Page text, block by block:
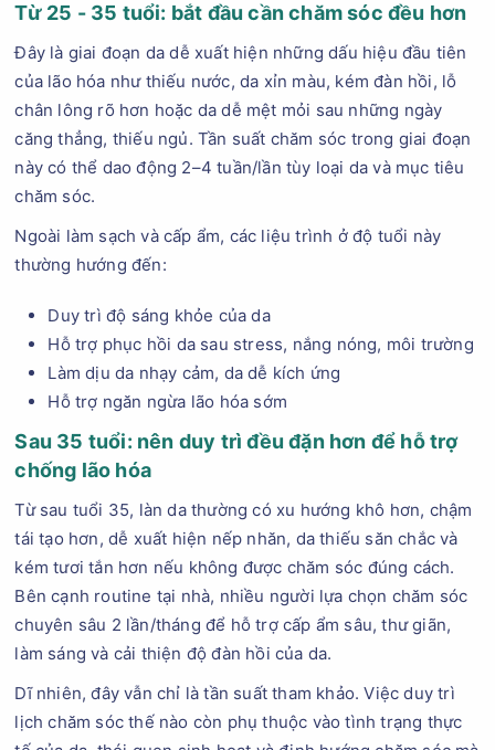
Từ 25 - 35 tuổi: bắt đầu cần chăm sóc đều hơn
Đây là giai đoạn da dễ xuất hiện những dấu hiệu đầu tiên
của lão hóa như thiếu nước, da xỉn màu, kém đàn hồi, lỗ
chân lông rõ hơn hoặc da dễ mệt mỏi sau những ngày
căng thẳng, thiếu ngủ. Tần suất chăm sóc trong giai đoạn
này có thể dao động 2–4 tuần/lần tùy loại da và mục tiêu
chăm sóc.
Ngoài làm sạch và cấp ẩm, các liệu trình ở độ tuổi này
thường hướng đến:
Duy trì độ sáng khỏe của da
Hỗ trợ phục hồi da sau stress, nắng nóng, môi trường
Làm dịu da nhạy cảm, da dễ kích ứng
Hỗ trợ ngăn ngừa lão hóa sớm
Sau 35 tuổi: nên duy trì đều đặn hơn để hỗ trợ
chống lão hóa
Từ sau tuổi 35, làn da thường có xu hướng khô hơn, chậm
tái tạo hơn, dễ xuất hiện nếp nhăn, da thiếu săn chắc và
kém tươi tắn hơn nếu không được chăm sóc đúng cách.
Bên cạnh routine tại nhà, nhiều người lựa chọn chăm sóc
chuyên sâu 2 lần/tháng để hỗ trợ cấp ẩm sâu, thư giãn,
làm sáng và cải thiện độ đàn hồi của da.
Dĩ nhiên, đây vẫn chỉ là tần suất tham khảo. Việc duy trì
lịch chăm sóc thế nào còn phụ thuộc vào tình trạng thực